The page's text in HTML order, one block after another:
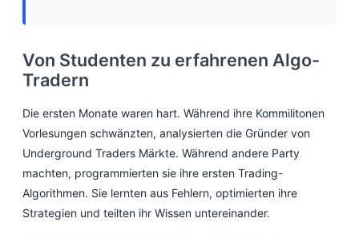
Von Studenten zu erfahrenen Algo-
Tradern
Die ersten Monate waren hart. Während ihre Kommilitonen
Vorlesungen schwänzten, analysierten die Gründer von
Underground Traders Märkte. Während andere Party
machten, programmierten sie ihre ersten Trading-
Algorithmen. Sie lernten aus Fehlern, optimierten ihre
Strategien und teilten ihr Wissen untereinander.